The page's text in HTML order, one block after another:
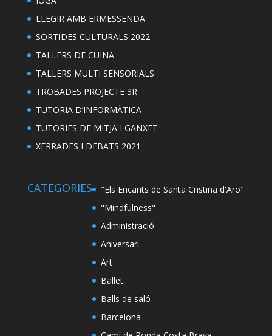
LLEGIR AMB ERMESSENDA
SORTIDES CULTURALS 2022
TALLERS DE CUINA
TALLERS MULTI SENSORIALS
TROBADES PROJECTE 3R
TUTORIA D’INFORMÀTICA
TUTORIES DE MITJA I GANXET
XERRADES I DEBATS 2021
CATEGORIES
"Els Encants de Santa Cristina d'Aro"
"Mindfulness"
Administració
Aniversari
Art
Ballet
Balls de saló
Barcelona